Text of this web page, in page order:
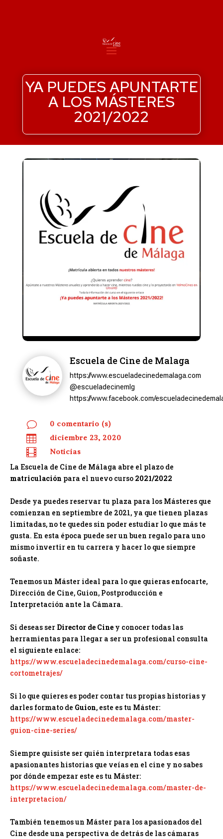
YA PUEDES APUNTARTE
A LOS MÁSTERES
2021/2022
Escuela de Cine de Malaga
https://www.escueladecinedemalaga.com
@escueladecinemlg
https://www.facebook.com/
v 0 comentario (s)
 diciembre 23, 2020
 Noticias
La Escuela de Cine de Málaga abre el plazo de
matriculación para el nuevo curso 2021/2022
Desde ya puedes reservar tu plaza para los Másteres que
comienzan en septiembre de 2021, ya que tienen plazas
limitadas, no te quedes sin poder estudiar lo que más te
gusta. En esta época puede ser un buen regalo para uno
mismo invertir en tu carrera y hacer lo que siempre
soñaste.
Tenemos un Máster ideal para lo que quieras enfocarte,
Dirección de Cine, Guion, Postproducción e
Interpretación ante la Cámara.
Si deseas ser Director de Cine y conocer todas las
herramientas para llegar a ser un profesional consulta
el siguiente enlace:
https://www.escueladecinedemalaga.com/curso-cine-
cortometrajes/
Si lo que quieres es poder contar tus propias historias y
darles formato de Guion, este es tu Máster:
https://www.escueladecinedemalaga.com/master-
guion-cine-series/
Siempre quisiste ser quién interpretara todas esas
apasionantes historias que veías en el cine y no sabes
por dónde empezar este es tu Máster:
https://www.escueladecinedemalaga.com/master-de-
interpretacion/
También tenemos un Máster para los apasionados del
Cine desde una perspectiva de detrás de las cámaras